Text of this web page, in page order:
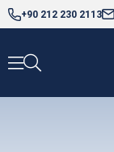
+90 212 230 2113